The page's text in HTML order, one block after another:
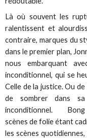
Là où souvent les
ralentissent et
contraire, marques du
dans le premier plan,
nous embarquant
inconditionnel, qui se
Celle de la justice. Ou
de sombrer dans sa
inconditionnel. Bong
scènes de folie étant
les scènes